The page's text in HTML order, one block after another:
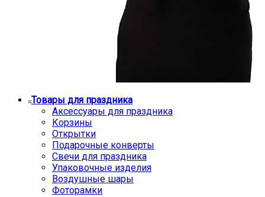
Товары для праздника
Аксессуары для праздника
Корзины
Открытки
Подарочные конверты
Свечи для праздника
Упаковочные изделия
Воздушные шары
Фоторамки